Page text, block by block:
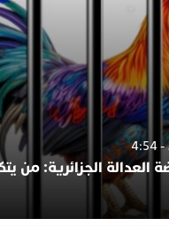
الجزائرية: من